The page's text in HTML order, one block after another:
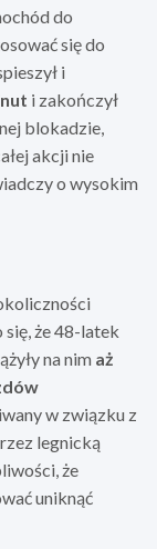
do
się do
i
i zakończył
blokadzie,
akcji nie
o wysokim
się, że 48-latek
na nim aż
w związku z
legnicką
że
uniknąć